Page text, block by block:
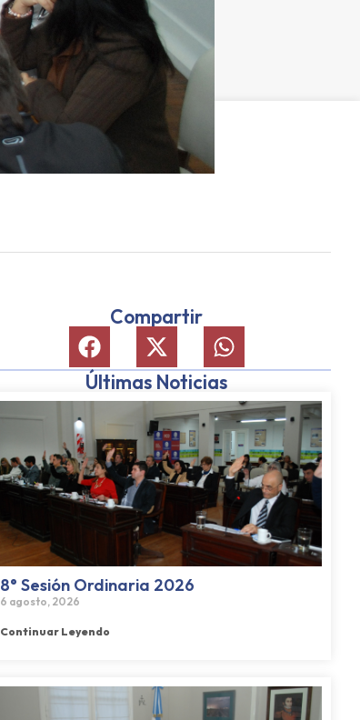
Compartir
Últimas Noticias
8° Sesión Ordinaria 2026
6 agosto, 2026
Continuar Leyendo